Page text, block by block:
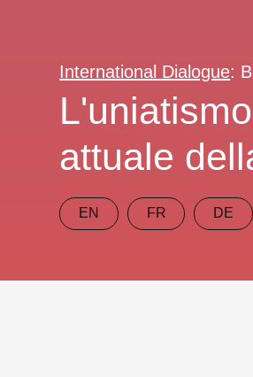
International Dialogue:
attuale
EN FR DE